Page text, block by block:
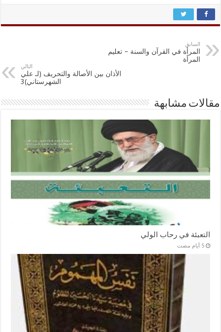
السابق
المرأة في القرآن والسنة – تعليم
المرأة
التالي
الأذان بين الأصالة والتحريف (لـ علي
الشهرستاني)3
مقالات مشابهة
التعبئة في رحاب الولي
‏5 أيام مضت